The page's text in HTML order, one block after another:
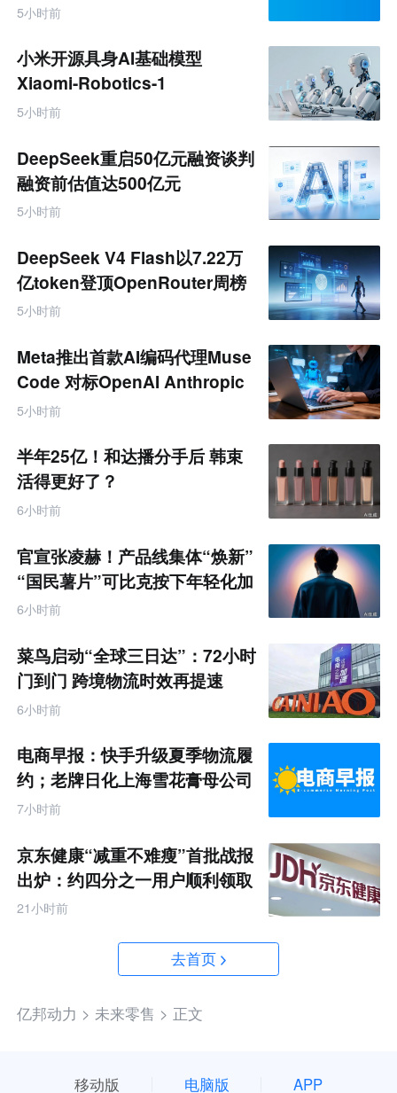
跨
境
商
产
业
互
联
网
台
5小时前
小米开源具身AI基础模型
Xiaomi-Robotics-1
5小时前
DeepSeek重启50亿元融资谈判
融资前估值达500亿元
5小时前
DeepSeek V4 Flash以7.22万
亿token登顶OpenRouter周榜
5小时前
Meta推出首款AI编码代理Muse
Code 对标OpenAI Anthropic
5小时前
半年25亿！和达播分手后 韩束
活得更好了？
6小时前
官宣张凌赫！产品线集体“焕新”
“国民薯片”可比克按下年轻化加
速键
6小时前
菜鸟启动“全球三日达”：72小时
门到门 跨境物流时效再提速
6小时前
电商早报：快手升级夏季物流履
约；老牌日化上海雪花膏母公司
破产
7小时前
京东健康“减重不难瘦”首批战报
出炉：约四分之一用户顺利领取
200元挑战金
21小时前
去首页
亿邦动力 > 未来零售 > 正文
移动版 电脑版 APP